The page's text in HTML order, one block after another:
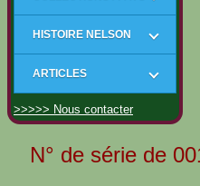
HISTOIRE NELSON
ARTICLES
>>>>> Nous contacter
N° de série de